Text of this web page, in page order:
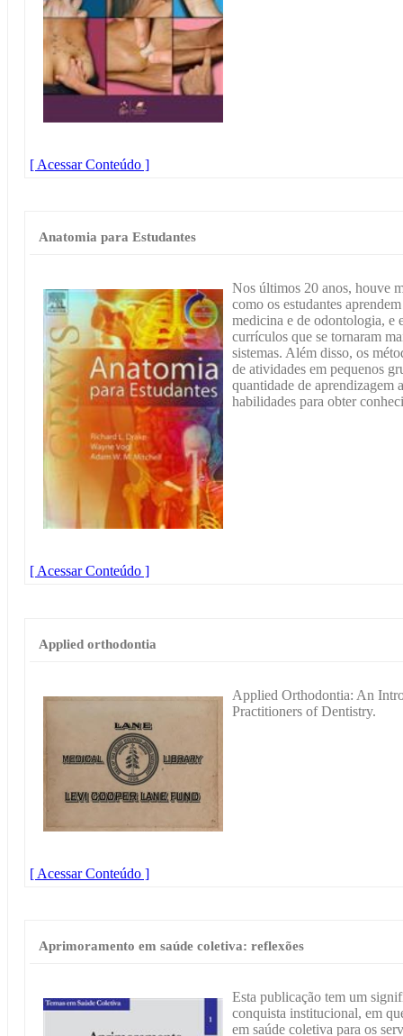
[ Acessar Conteúdo ]
Anatomia para Estudantes
Nos últimos 20 anos, houve
como os estudantes
medicina e de odontologia, e
currículos que se tornaram
sistemas. Além disso, os
de atividades em pequenos
quantidade de aprendizagem
habilidades para obter
[ Acessar Conteúdo ]
Applied orthodontia
Applied Orthodontia: An
Practitioners of Dentistry.
[ Acessar Conteúdo ]
Aprimoramento em saúde coletiva: reflexões
Esta publicação tem um
conquista institucional, em
em saúde coletiva para os